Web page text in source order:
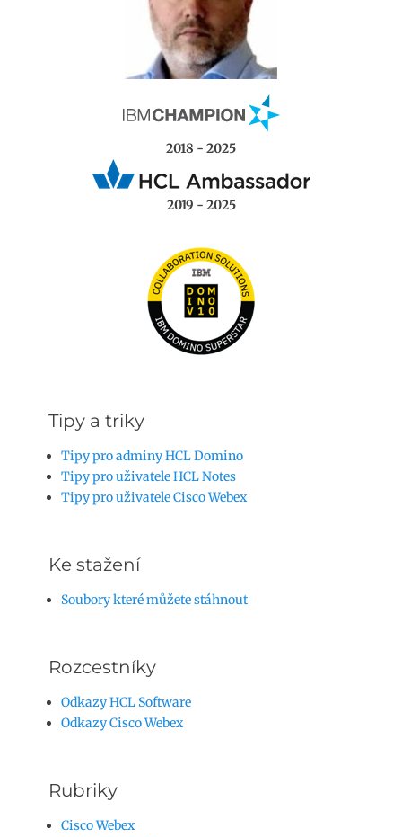
2018 - 2025
2019 - 2025
Tipy a triky
Tipy pro adminy HCL Domino
Tipy pro uživatele HCL Notes
Tipy pro uživatele Cisco Webex
Ke stažení
Soubory které můžete stáhnout
Rozcestníky
Odkazy HCL Software
Odkazy Cisco Webex
Rubriky
Cisco Webex